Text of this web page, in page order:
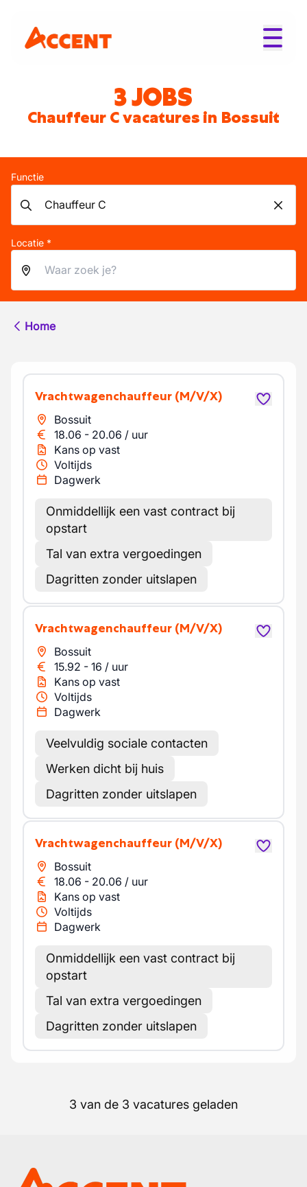
3 JOBS
Chauffeur C vacatures in Bossuit
Functie
Locatie *
Home
Vrachtwagenchauffeur (M/V/X)
Bossuit
18.06 - 20.06 / uur
Kans op vast
Voltijds
Dagwerk
Onmiddellijk een vast contract bij
opstart
Tal van extra vergoedingen
Dagritten zonder uitslapen
Vrachtwagenchauffeur (M/V/X)
Bossuit
15.92 - 16 / uur
Kans op vast
Voltijds
Dagwerk
Veelvuldig sociale contacten
Werken dicht bij huis
Dagritten zonder uitslapen
Vrachtwagenchauffeur (M/V/X)
Bossuit
18.06 - 20.06 / uur
Kans op vast
Voltijds
Dagwerk
Onmiddellijk een vast contract bij
opstart
Tal van extra vergoedingen
Dagritten zonder uitslapen
3 van de 3 vacatures geladen